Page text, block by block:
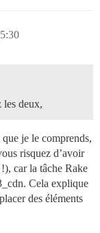
les deux,
je le comprends,
risquez d’avoir
car la tâche Rake
Cela explique
des éléments